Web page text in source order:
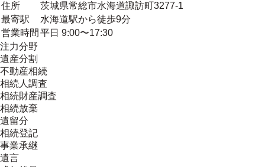
住所
茨城県常総市水海道諏訪町3277-1
最寄駅
水海道駅から徒歩9分
営業時間 平日 9:00〜17:30
注力分野
遺産分割
不動産相続
相続人調査
相続財産調査
相続放棄
遺留分
相続登記
事業承継
遺言